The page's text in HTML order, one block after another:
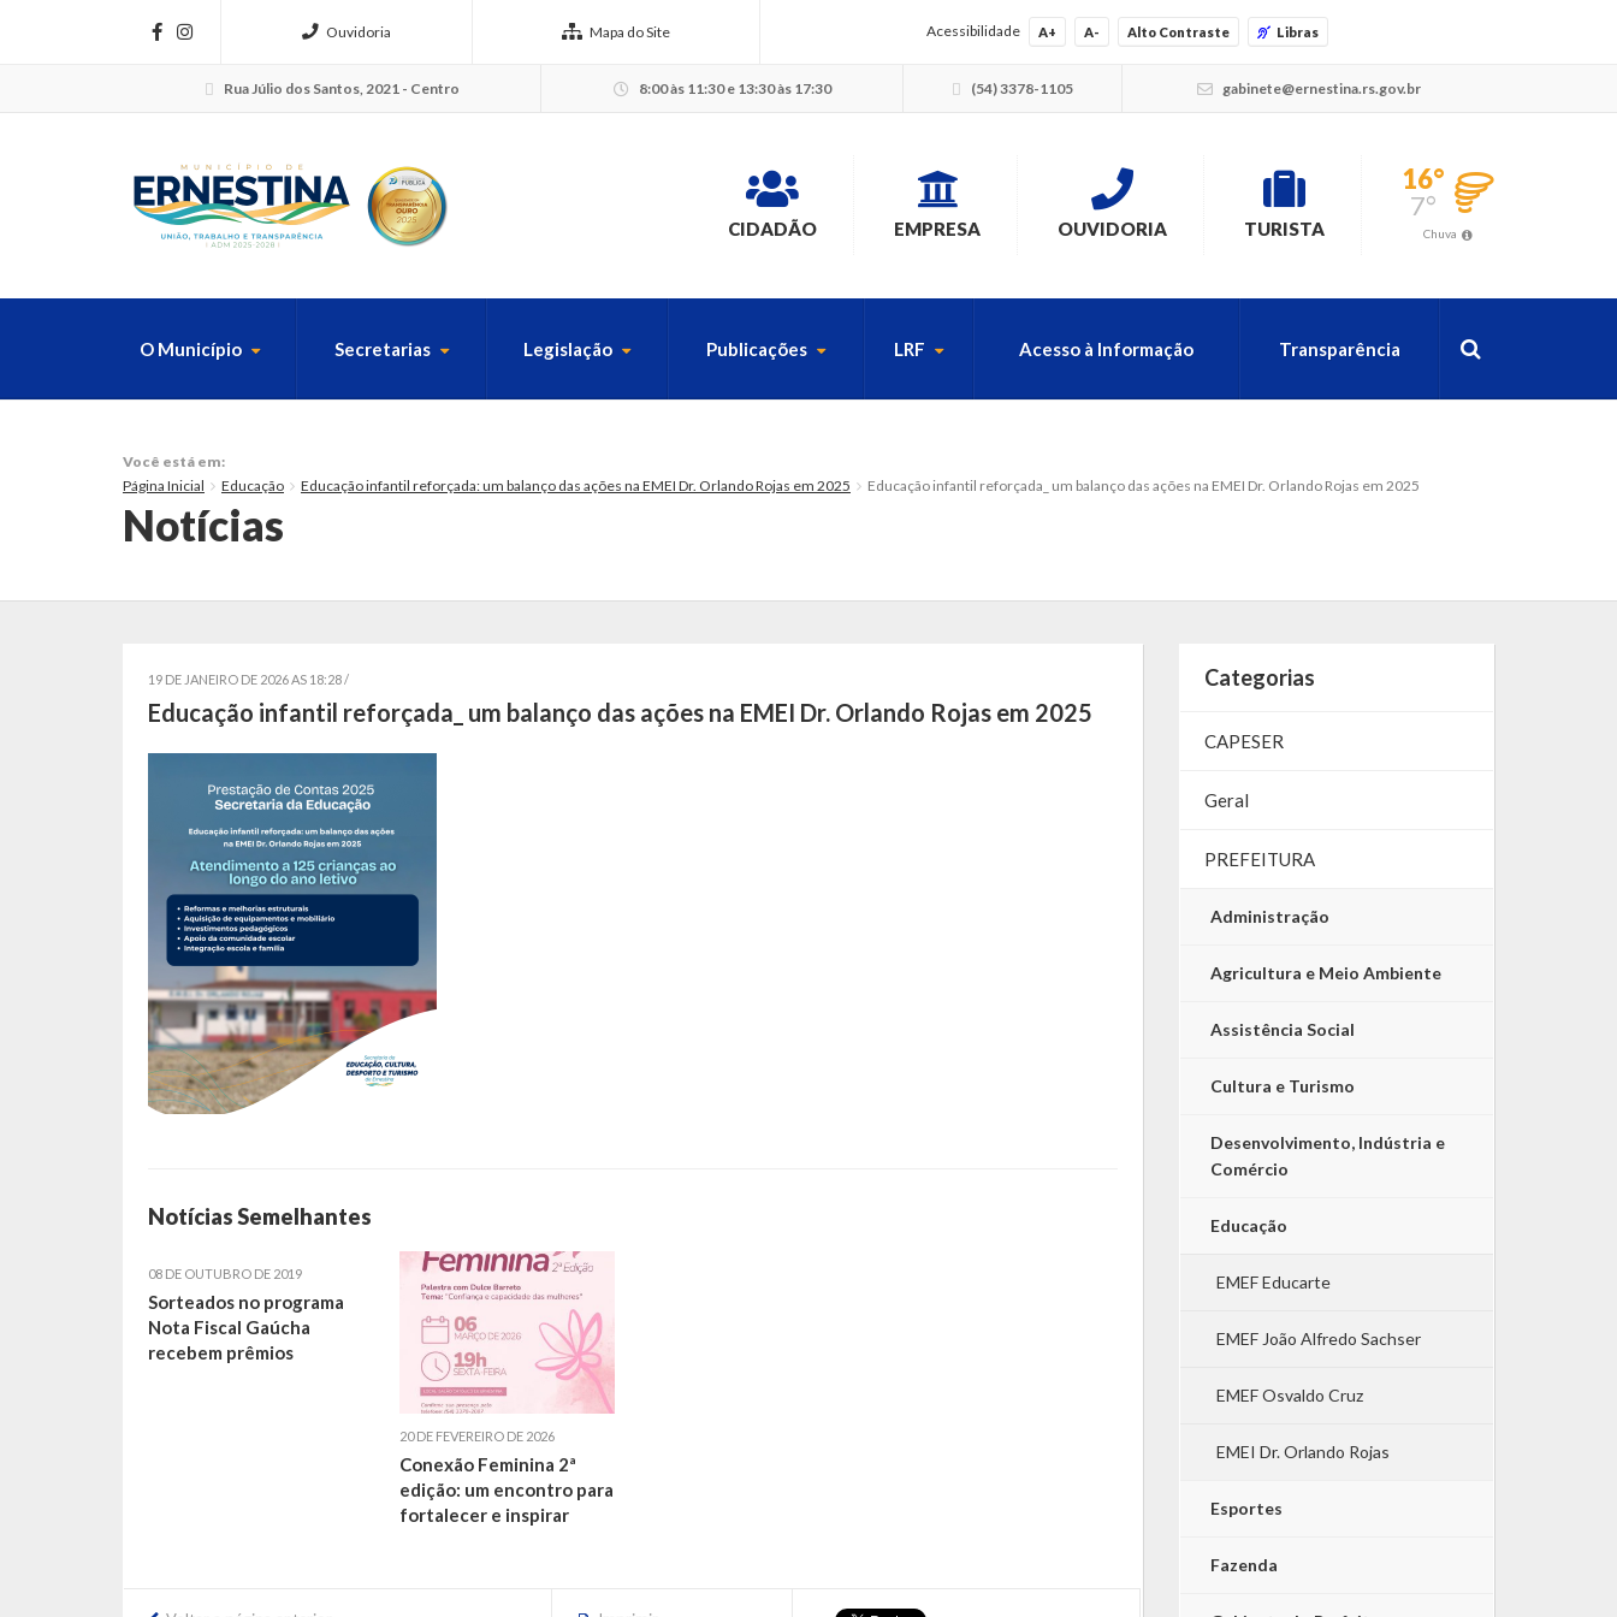
Ouvidoria Mapa do Site Acessibilidade A+ A- Alto Contraste Libras
Rua Júlio dos Santos, 2021 - Centro 8:00 às 11:30 e 13:30 às 17:30 (54) 3378-1105 gabinete@ernestina.rs.gov.br
CIDADÃO EMPRESA OUVIDORIA TURISTA
16°
7°
Chuva
O Município Secretarias Legislação Publicações LRF Acesso à Informação Transparência
Você está em:
Página Inicial
Educação Educação infantil reforçada: um balanço das ações na EMEI Dr. Orlando Rojas em 2025 Educação infantil reforçada_ um balanço das ações na EMEI Dr. Orlando Rojas em 2025
Notícias
19 DE JANEIRO DE 2026 AS 18:28 /
Educação infantil reforçada_ um balanço das ações na EMEI Dr. Orlando Rojas em 2025
Notícias Semelhantes
08 DE OUTUBRO DE 2019
Sorteados no programa
Nota Fiscal Gaúcha
recebem prêmios
20 DE FEVEREIRO DE 2026
Conexão Feminina 2ª
edição: um encontro para
fortalecer e inspirar
Categorias
CAPESER
Geral
PREFEITURA
Administração
Agricultura e Meio Ambiente
Assistência Social
Cultura e Turismo
Desenvolvimento, Indústria e
Comércio
Educação
EMEF Educarte
EMEF João Alfredo Sachser
EMEF Osvaldo Cruz
EMEI Dr. Orlando Rojas
Esportes
Fazenda